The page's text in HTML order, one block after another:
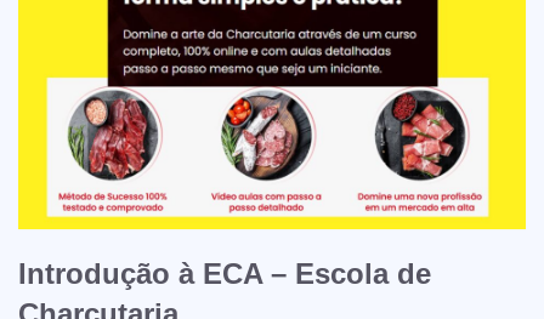
Introdução à ECA – Escola de